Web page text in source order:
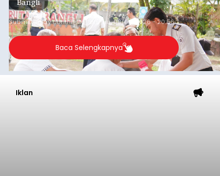
Bangli
Submitted bycontributor Thu, 08/06/2026 - 20:56
Baca Selengkapnya
Iklan